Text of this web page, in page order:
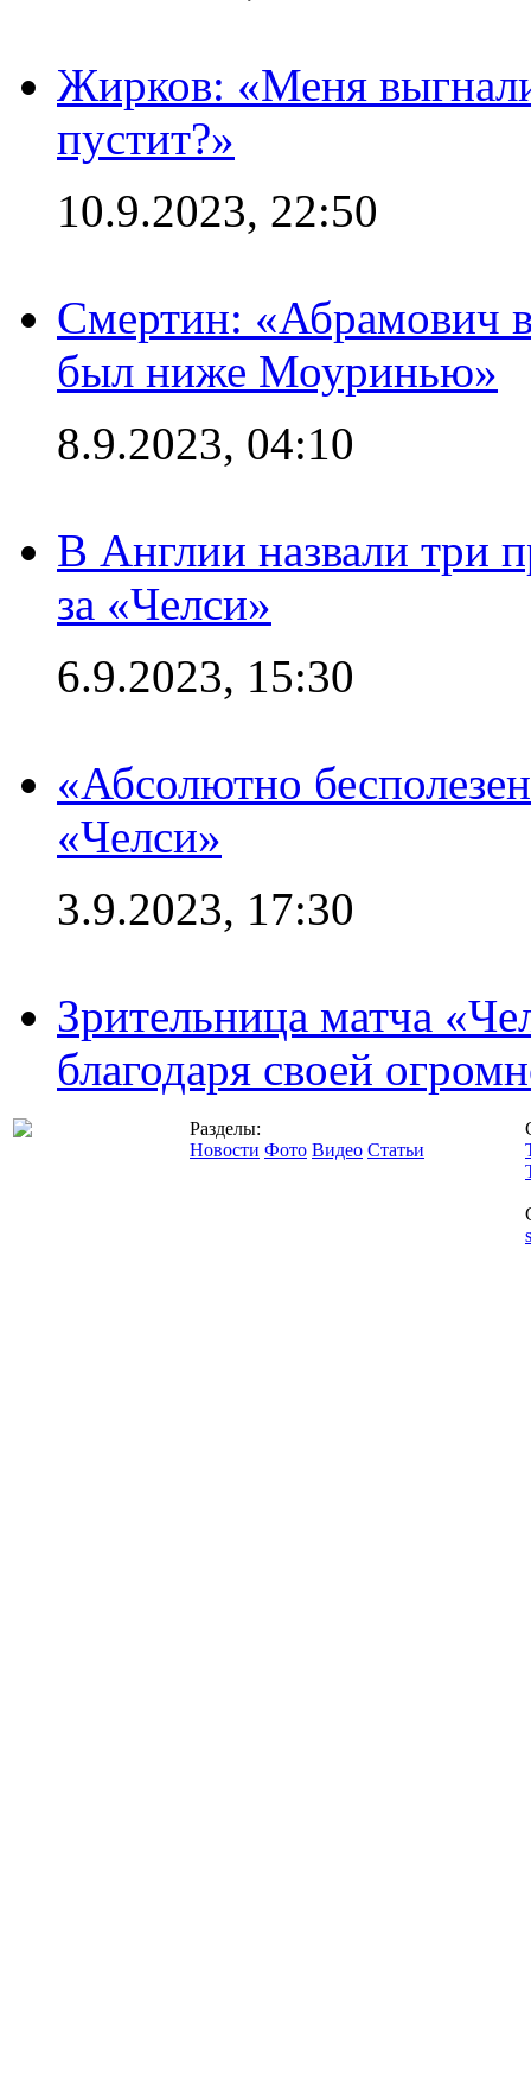
Жирков: «Меня
пустит?»
10.9.2023, 22:50
Смертин: «Абрамович в
был ниже Моуринью»
8.9.2023, 04:10
В Англии назвали три
за «Челси»
6.9.2023, 15:30
«Абсолютно
«Челси»
3.9.2023, 17:30
Зрительница матча
благодаря своей
Разделы:
Новости Фото Видео Статьи